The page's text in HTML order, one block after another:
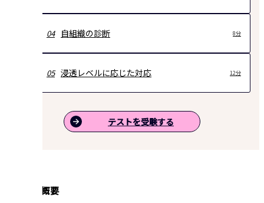
04 自組織の診断 8分
05 浸透レベルに応じた対応 12分
テストを受験する
講座の概要